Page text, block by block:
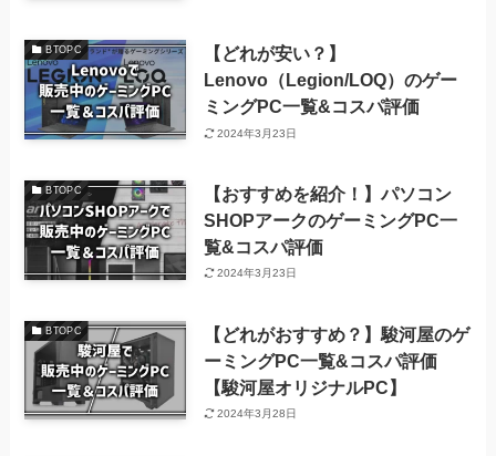
BTOPC
【どれが安い？】
Lenovo（Legion/LOQ）のゲー
ミングPC一覧&コスパ評価
2024年3月23日
BTOPC
【おすすめを紹介！】パソコン
SHOPアークのゲーミングPC一
覧&コスパ評価
2024年3月23日
BTOPC
【どれがおすすめ？】駿河屋のゲ
ーミングPC一覧&コスパ評価
【駿河屋オリジナルPC】
2024年3月28日